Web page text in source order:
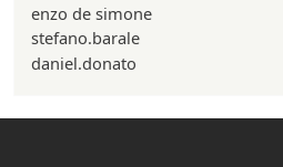
enzo de simone
stefano.barale
daniel.donato